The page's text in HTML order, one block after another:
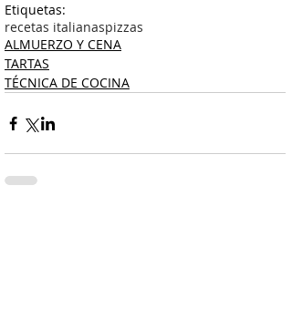
Etiquetas:
recetas italianaspizzas
ALMUERZO Y CENA
TARTAS
TÉCNICA DE COCINA